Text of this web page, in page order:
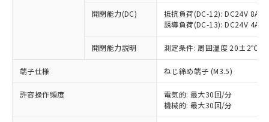
開閉能力(DC)
抵抗負荷(DC-12): DC24V 8A/
誘導負荷(DC-13): DC24V 4A/
開閉能力説明 測定条件: 周囲温度 20±2℃、
端子仕様 ねじ締め端子 (M3.5)
許容操作頻度
電気的: 最大30回/分
機械的: 最大30回/分
商品の当社在庫状況および標準価格
(税抜)を提供させていただくもので
当社制御機器事業取扱商品の中には、
本サービスの対象外となる商品もある
ことをご了承ください。
在庫状況および標準価格照会結果は、
記載している更新日時点での社内デー
タに基づき作成されるものであり、閲
非含有の対応状況を調査中または確認中の
非該当品：ライセンス料など無形物で、有
害物質有無と関係のない商品です。
いたものが、含有品と判明した場合などや
むを得ず変更することがあります。
鉛(Pb) 1000ppm以下、 水銀(Hg) 1000ppm以下、 カド
「○」：最大均質材料含有率が中国RoHSの
基準値以下であることを示します。
「×」：最大均質材料含有率が中国RoHSの
基準値を超えていることを示します。
「－」：未確認です。当社販売部門へお問
い合わせください。
*中国RoHS10物質の基準値 (GB/T26572)：
当社は、これら貴社製品のうち、外国
為替および外国貿易法に定める商品
（以下｢規制貨物等」という）を輸出
または国外への提供する場合は、日本